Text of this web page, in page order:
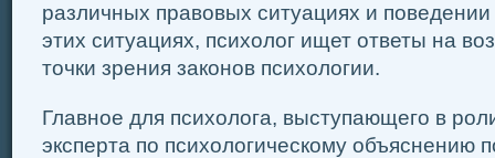
различных правовых ситуациях и поведении
этих ситуациях, психолог ищет ответы на
точки зрения законов психологии.
Главное для психолога, выступающего в
эксперта по психологическому объяснению